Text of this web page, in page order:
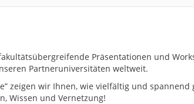
Präsentationen und
Partneruniversitäten weltweit.
zeigen wir Ihnen, wie vielfältig und spannend
Wissen und Vernetzung!